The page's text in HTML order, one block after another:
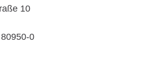
10
0